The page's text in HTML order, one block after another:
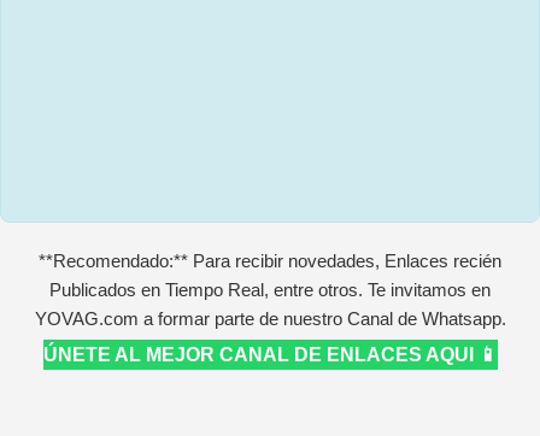
**Recomendado:** Para recibir novedades, Enlaces recién
Publicados en Tiempo Real, entre otros. Te invitamos en
YOVAG.com a formar parte de nuestro Canal de Whatsapp.
ÚNETE AL MEJOR CANAL DE ENLACES AQUI 📱